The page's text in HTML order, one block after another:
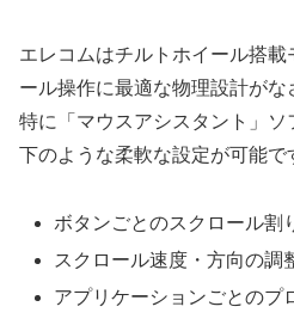
エレコムはチルトホイール搭載
ール操作に最適な物理設計がな
特に「マウスアシスタント」
下のような柔軟な設定が可能で
ボタンごとのスクロール割
スクロール速度・方向の調
アプリケーションごとのプ